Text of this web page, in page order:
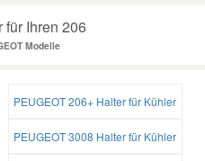
für Ihren 206
Modelle
PEUGEOT 206+ Halter für Kühler
PEUGEOT 3008 Halter für Kühler